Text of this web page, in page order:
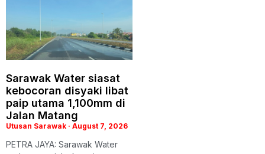
Sarawak Water siasat
kebocoran disyaki libat
paip utama 1,100mm di
Jalan Matang
Utusan Sarawak August 7, 2026
PETRA JAYA: Sarawak Water